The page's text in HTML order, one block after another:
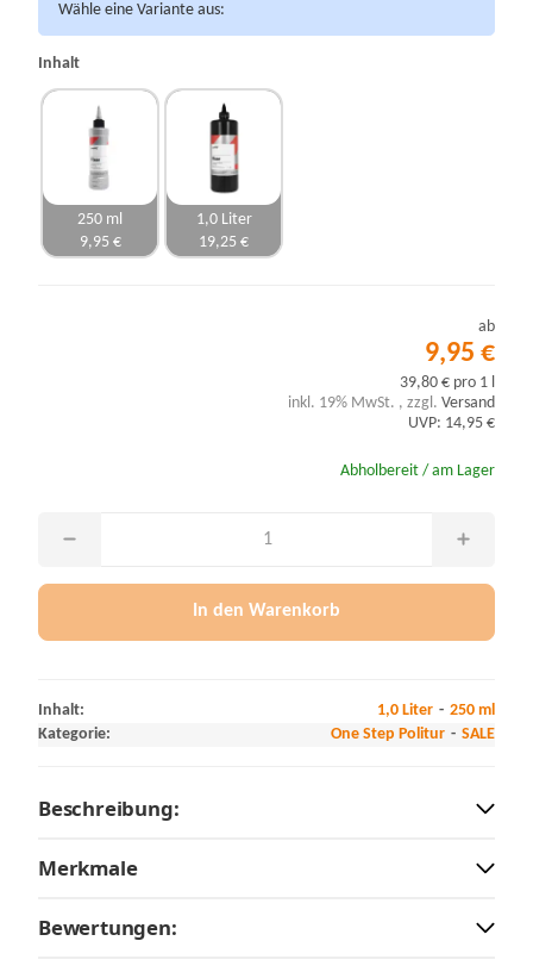
Wähle eine Variante aus:
Inhalt
250 ml
9,95 €
1,0 Liter
19,25 €
ab
9,95 €
39,80 € pro 1 l
inkl. 19% MwSt. , zzgl. Versand
UVP: 14,95 €
Abholbereit / am Lager
In den Warenkorb
Inhalt: 1,0 Liter
250 ml
Kategorie:
One Step Politur SALE
Beschreibung:
Merkmale
Bewertungen: